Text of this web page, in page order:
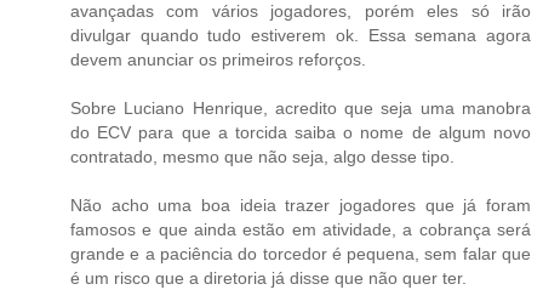
avançadas com vários jogadores, porém eles só irão
divulgar quando tudo estiverem ok. Essa semana agora
devem anunciar os primeiros reforços.
Sobre Luciano Henrique, acredito que seja uma manobra
do ECV para que a torcida saiba o nome de algum novo
contratado, mesmo que não seja, algo desse tipo.
Não acho uma boa ideia trazer jogadores que já foram
famosos e que ainda estão em atividade, a cobrança será
grande e a paciência do torcedor é pequena, sem falar que
é um risco que a diretoria já disse que não quer ter.